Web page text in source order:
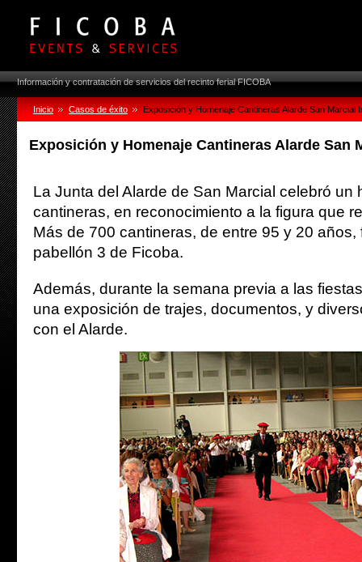
Información y contratación de servicios del recinto ferial FICOBA
Inicio Casos de éxito Exposición y Homenaje Cantineras Alarde San Marcial
Exposición y Homenaje Cantineras Alarde San
La Junta del Alarde de San Marcial celebró un
cantineras, en reconocimiento a la figura que
Más de 700 cantineras, de entre 95 y 20
pabellón 3 de Ficoba.
Además, durante la semana previa a las
una exposición de trajes, documentos, y
con el Alarde.